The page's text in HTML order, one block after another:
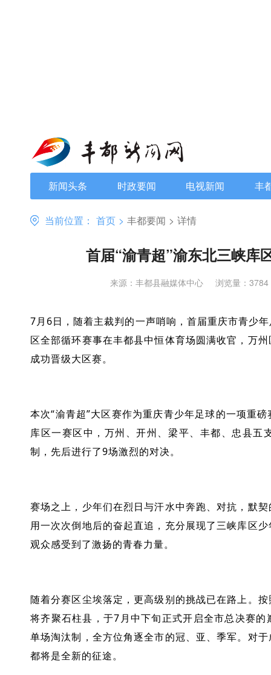
新闻头条 时政要闻 电视新闻 丰
当前位置： 首页 > 丰都要闻 > 详情
首届“渝青超”渝东北三峡库
来源：丰都县融媒体中心 浏览量：3784
7月6日，随着主裁判的一声哨响，首届重庆市青少
区全部循环赛事在丰都县中恒体育场圆满收官，万
成功晋级大区赛。
本次“渝青超”大区赛作为重庆青少年足球的一项重
库区一赛区中，万州、开州、梁平、丰都、忠县
制，先后进行了9场激烈的对决。
赛场之上，少年们在烈日与汗水中奔跑、对抗，默
用一次次倒地后的奋起直追，充分展现了三峡库区
观众感受到了激扬的青春力量。
随着分赛区尘埃落定，更高级别的挑战已在路上。
将齐聚石柱县，于7月中下旬正式开启全市总决赛
单场淘汰制，全方位角逐全市的冠、亚、季军。对
都将是全新的征途。